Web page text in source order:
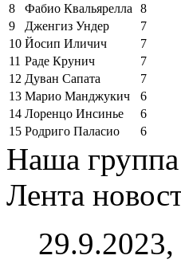
8
Фабио Квальярелла
8
9
Дженгиз Ундер
7
10 Йосип Иличич
7
11 Раде Крунич
7
12 Дуван Сапата
7
13 Марио Манджукич
6
14 Лоренцо Инсинье
6
15 Родриго Паласио 6
Наша
Лента